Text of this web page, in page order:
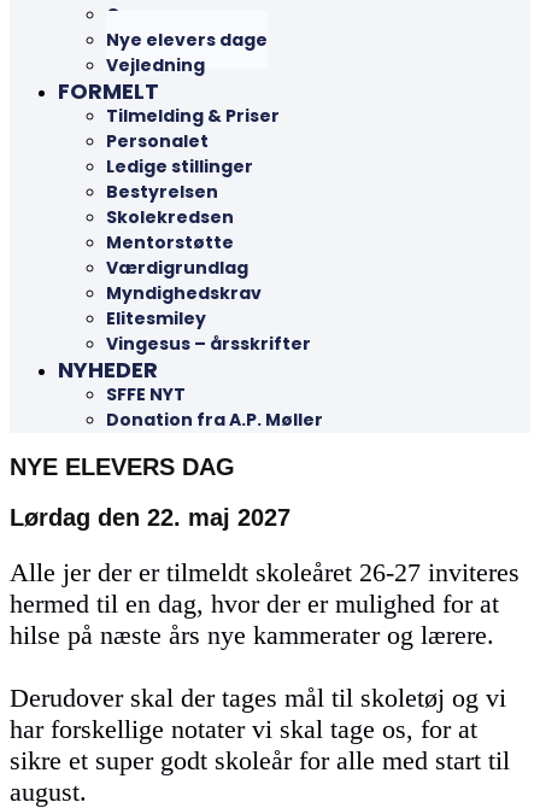
Camps
Nye elevers dage
Vejledning
FORMELT
Tilmelding & Priser
Personalet
Ledige stillinger
Bestyrelsen
Skolekredsen
Mentorstøtte
Værdigrundlag
Myndighedskrav
Elitesmiley
Vingesus – årsskrifter
NYHEDER
SFFE NYT
Donation fra A.P. Møller
NYE ELEVERS DAG
Lørdag den 22. maj 2027
Alle jer der er tilmeldt skoleåret 26-27 inviteres
hermed til en dag, hvor der er mulighed for at
hilse på næste års nye kammerater og lærere.
Derudover skal der tages mål til skoletøj og vi
har forskellige notater vi skal tage os, for at
sikre et super godt skoleår for alle med start til
august.